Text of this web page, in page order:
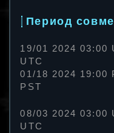
Период
19/01 2024 03:00
UTC
01/18 2024 19:00
PST
08/03 2024 03:00
UTC